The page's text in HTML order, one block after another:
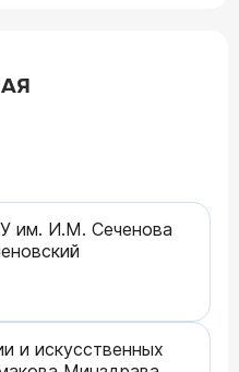
им. И.М. Сеченова
и искусственных